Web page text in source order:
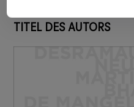
TITEL DES AUTORS